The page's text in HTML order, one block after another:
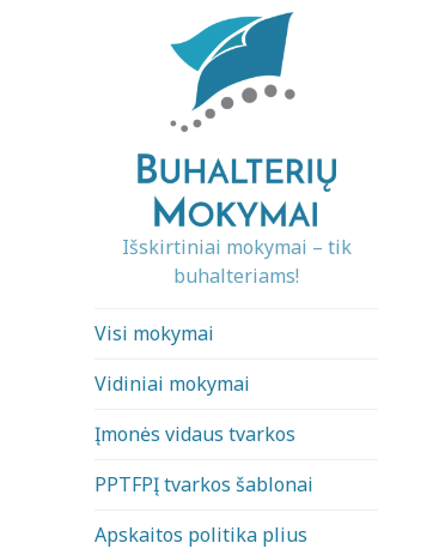
Išskirtiniai mokymai – tik
buhalteriams!
Visi mokymai
Vidiniai mokymai
Įmonės vidaus tvarkos
PPTFPĮ tvarkos šablonai
Apskaitos politika plius